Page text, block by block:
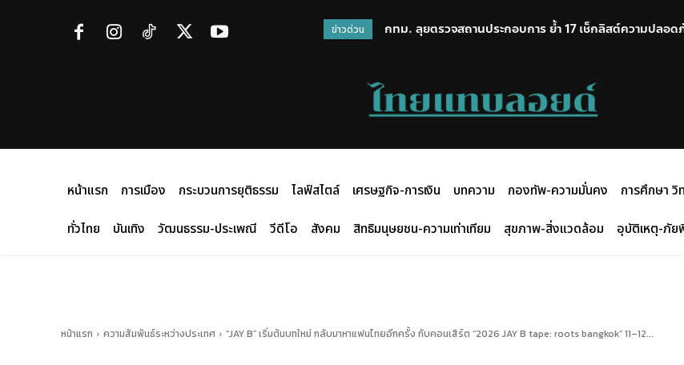
ข่าวด่วน
“โสภณ” กล่าวสุนทรพจน์ 50 ปี สัมพันธ์ไทย – เวียดนาม จ
หน้าแรก การเมือง กระบวนการยุติธรรม ไลฟ์สไตล์ เศรษฐกิจ-การเงิน บทความ กองทัพ-ความมั่นคง การศึกษา วิ
ทั่วไทย
บันเทิง วัฒนธรรม-ประเพณี วีดีโอ สังคม สิทธิมนุษยชน-ความเท่าเทียม สุขภาพ-สิ่งแวดล้อม อุบัติเหตุ-ภัย
หน้าแรก ความสัมพันธ์ระหว่างประเทศ “JAY B” เริ่มต้นบทใหม่ กลับมาหาแฟนไทยอีกครั้ง กับคอนเสิร์ต “2026 JAY B tape: roots bangkok” 11–12...